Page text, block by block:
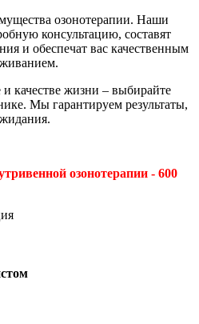
озонотерапии. Наши
консультацию, составят
и обеспечат вас качественным
и качестве жизни – выбирайте
Мы гарантируем результаты,
озонотерапии - 600